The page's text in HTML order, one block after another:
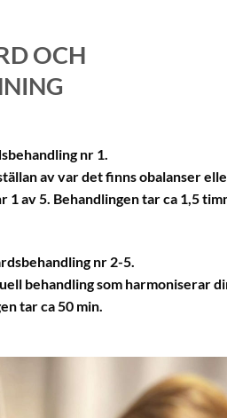
OCH
nr 1.
av var det finns obalanser
1 av 5. Behandlingen tar ca 1,5
nr 2-5.
behandling som harmoniserar
tar ca 50 min.